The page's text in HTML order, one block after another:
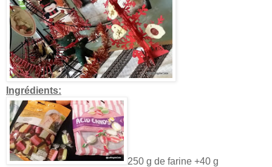
Ingrédients:
250 g de farine +40 g